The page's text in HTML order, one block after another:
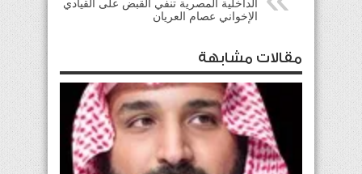
الداخلية المصرية تنفي القبض على القيادي
الإخواني عصام العريان
مقالات مشابهة